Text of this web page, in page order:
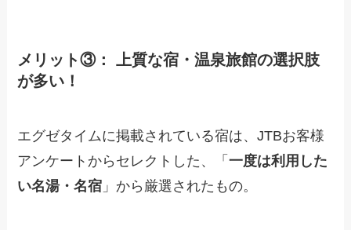
メリット③： 上質な宿・温泉旅館の選択肢
が多い！
エグゼタイムに掲載されている宿は、JTBお客様
アンケートからセレクトした、「一度は利用した
い名湯・名宿 」から厳選されたもの。